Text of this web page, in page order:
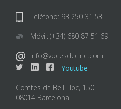
Teléfono: 93 250 31 53
Móvil: (+34) 680 87 51 69
info@vocesdecine.com
Youtube
Comtes de Bell Lloc, 150
08014 Barcelona